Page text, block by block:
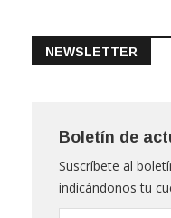
NEWSLETTER
Boletín de
Suscríbete al
indicándonos tu